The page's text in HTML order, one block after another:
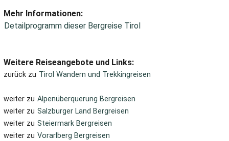
Mehr Informationen:
Detailprogramm dieser Bergreise Tirol
Weitere Reiseangebote und Links:
zurück zu Tirol Wandern und Trekkingreisen
weiter zu Alpenüberquerung Bergreisen
weiter zu Salzburger Land Bergreisen
weiter zu Steiermark Bergreisen
weiter zu Vorarlberg Bergreisen